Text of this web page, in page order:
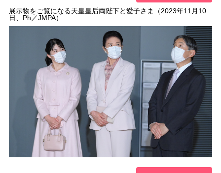
展示物をご覧になる天皇皇后両陛下と愛子さま（2023年11月10
日、Ph／JMPA）